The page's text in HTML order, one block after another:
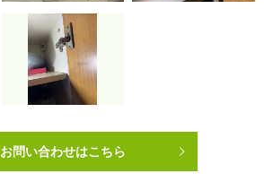
お問い合わせはこちら